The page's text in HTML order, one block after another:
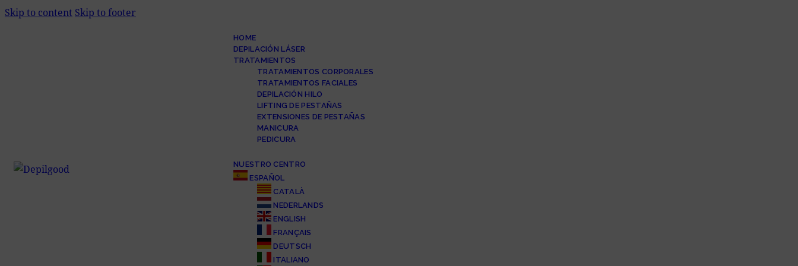
Skip to content Skip to footer
HOME
DEPILACIÓN LÁSER
TRATAMIENTOS
TRATAMIENTOS CORPORALES
TRATAMIENTOS FACIALES
DEPILACIÓN HILO
LIFTING DE PESTAÑAS
EXTENSIONES DE PESTAÑAS
MANICURA
PEDICURA
NUESTRO CENTRO
ESPAÑOL
CATALÀ
NEDERLANDS
ENGLISH
FRANÇAIS
DEUTSCH
ITALIANO